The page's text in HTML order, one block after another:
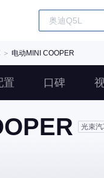
＞ 电动MINI COOPER
置 口碑
光束